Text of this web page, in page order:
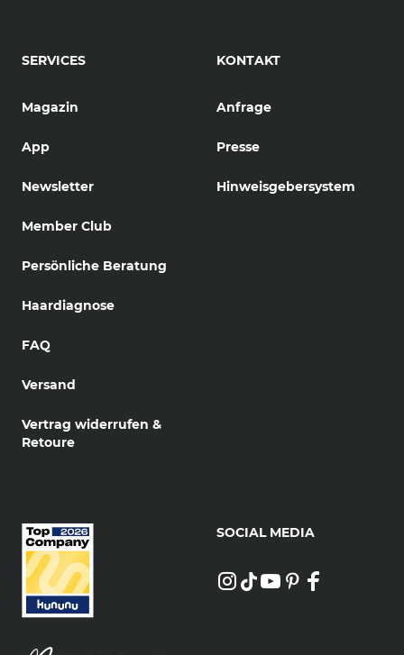
SERVICES
Magazin
App
Newsletter
Member Club
Persönliche Beratung
Haardiagnose
FAQ
Versand
Vertrag widerrufen &
Retoure
KONTAKT
Anfrage
Presse
Hinweisgebersystem
SOCIAL MEDIA